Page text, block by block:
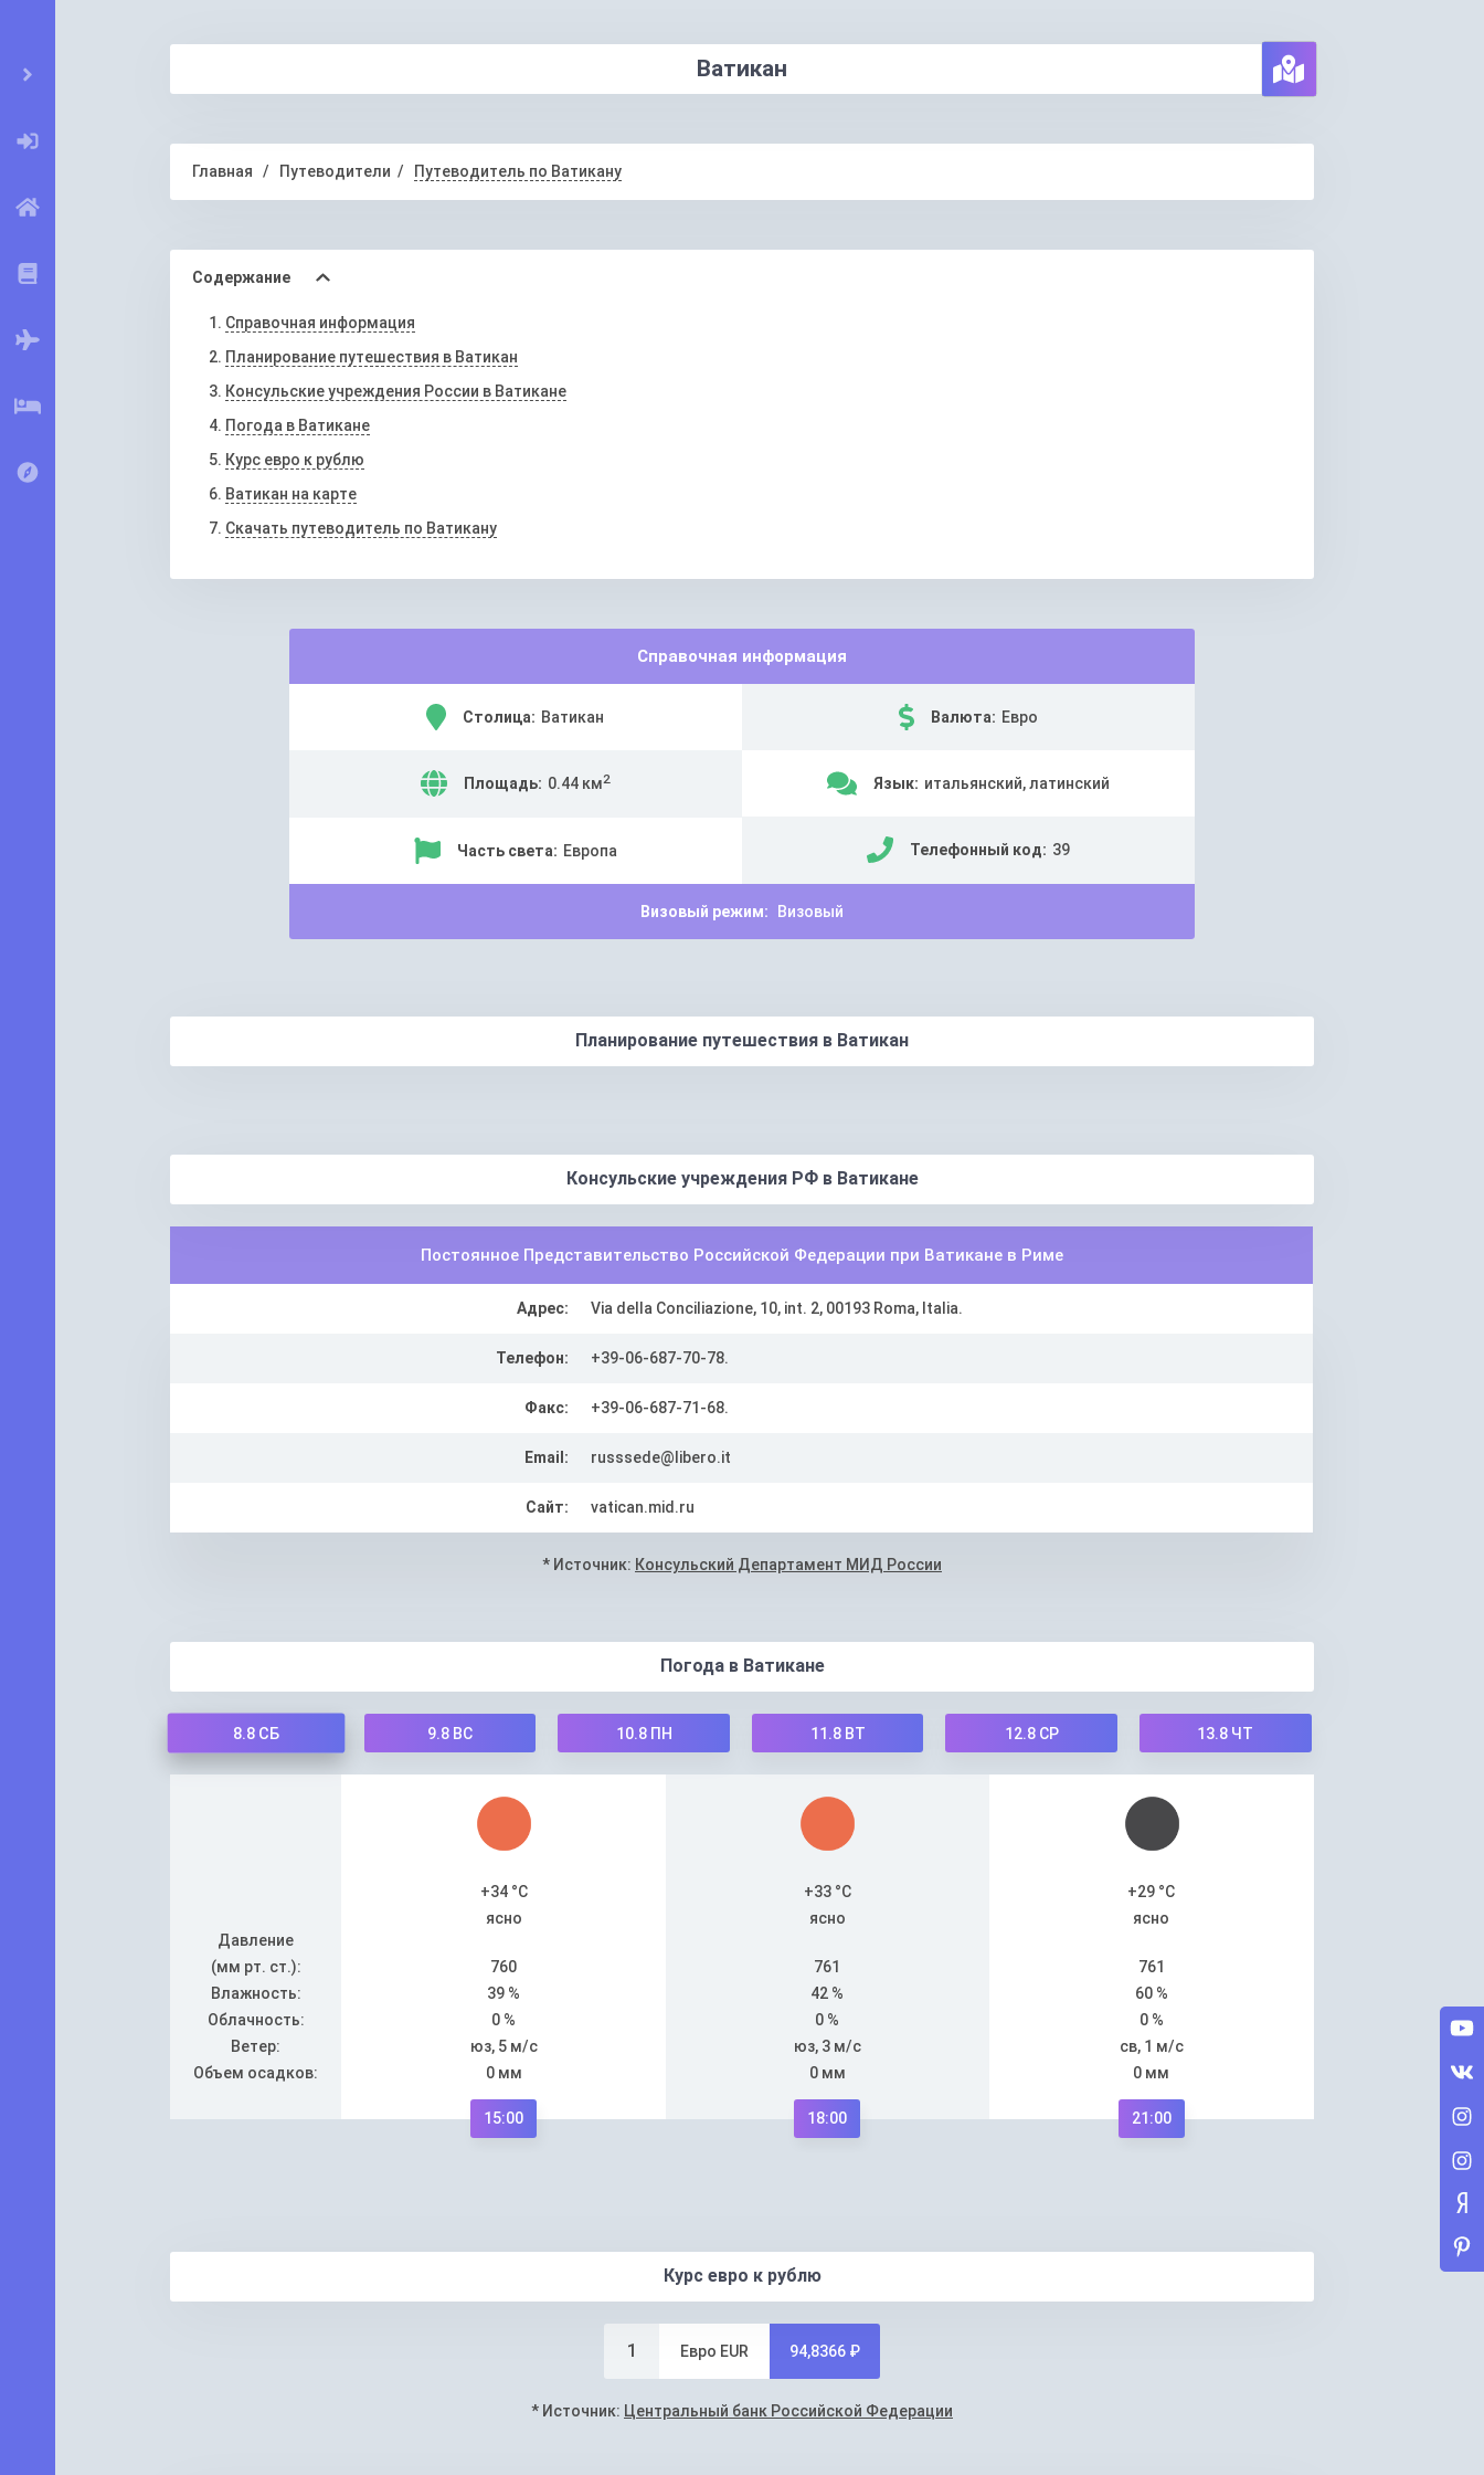
Ватикан
Главная Путеводители Путеводитель по Ватикану
Содержание
Справочная информация
Планирование путешествия в Ватикан
Консульские учреждения России в Ватикане
Погода в Ватикане
Курс евро к рублю
Ватикан на карте
Скачать путеводитель по Ватикану
Справочная информация
Столица: Ватикан
Площадь: 0.44 км2
Часть света: Европа
Валюта: Евро
Язык: итальянский, латинский
Телефонный код: 39
Визовый режим: Визовый
Планирование путешествия в Ватикан
Консульские учреждения РФ в Ватикане
Постоянное Представительство Российской Федерации при Ватикане в Риме
Адрес: Via della Conciliazione, 10, int. 2, 00193 Roma, Italia.
Телефон: +39-06-687-70-78.
Факс: +39-06-687-71-68.
Email: russsede@libero.it
Сайт: vatican.mid.ru
* Источник: Консульский Департамент МИД России
Погода в Ватикане
8.8 СБ 9.8 ВС 10.8ПН 11.8ВТ 12.8СР 13.8 ЧТ
Давление
(мм рт. ст.):
Влажность:
Облачность:
Ветер:
Объем осадков:
+34 °C
ясно
760
39 %
0 %
юз, 5 м/с
0 мм
15:00
+33 °C
ясно
761
42 %
0 %
юз, 3 м/с
0 мм
18:00
+29 °C
ясно
761
60 %
0 %
св, 1 м/с
0 мм
21:00
Курс евро к рублю
1 Евро EUR 94,8366 ₽
* Источник: Центральный банк Российской Федерации